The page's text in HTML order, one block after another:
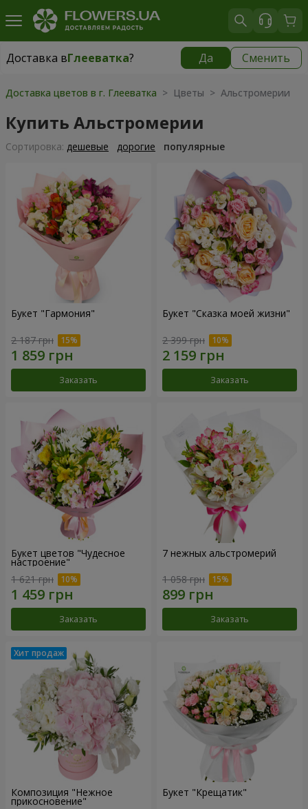
Доставка вГлееватка? Да Сменить
Доставка вГлееватка|
Доставка цветов в г. Глееватка > Цветы > Альстромерии
Купить Альстромерии
Cортировка: дешевые дорогие популярные
Букет "Гармония"
2 187 грн
Заказать
Букет "Сказка моей жизни"
2 399 грн
Заказать
Букет цветов "Чудесное
настроение"
1 621 грн
Заказать
7 нежных альстромерий
1 058 грн
Заказать
Композиция "Нежное
прикосновение"
Букет "Крещатик"